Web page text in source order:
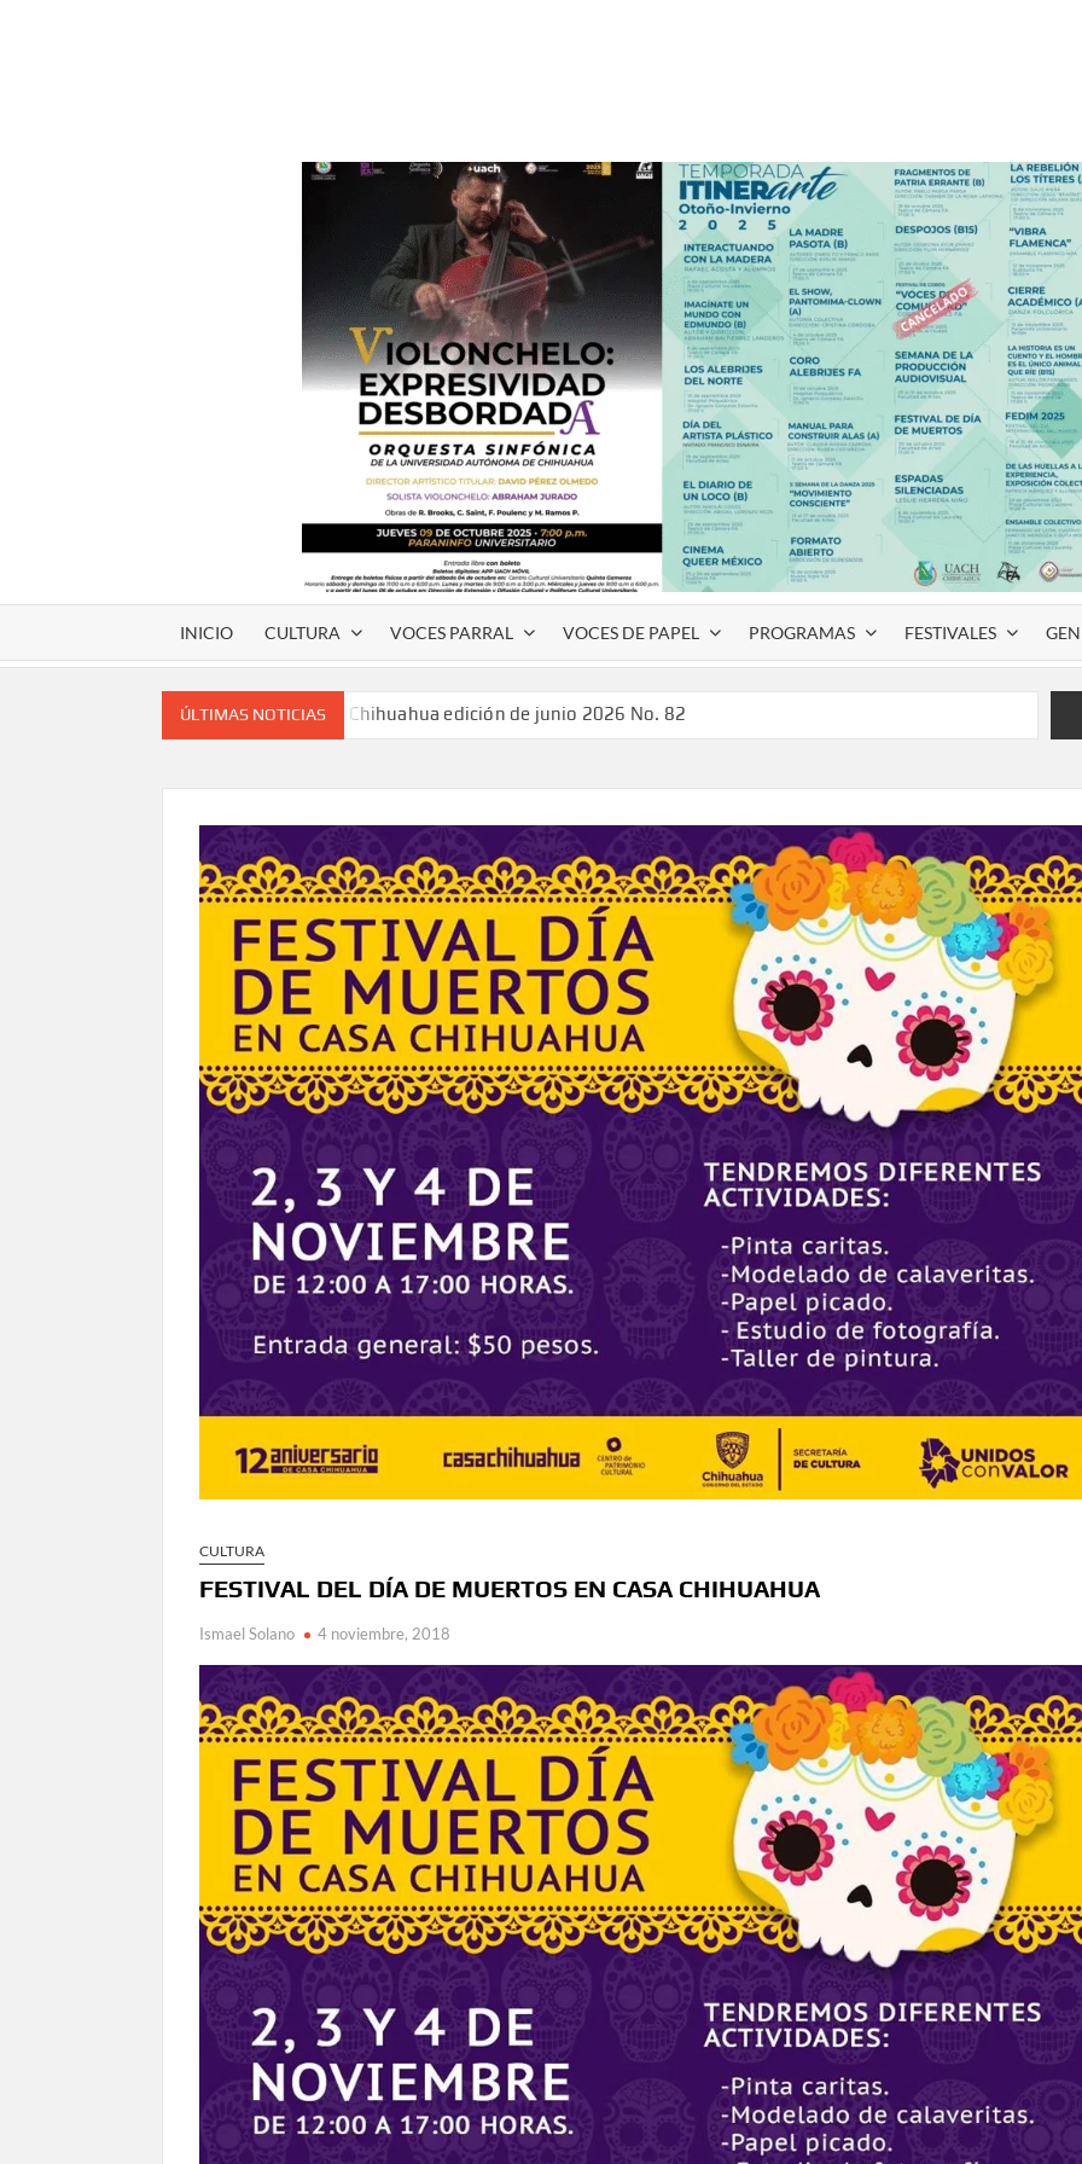
INICIO CULTURA VOCES PARRAL VOCES DE PAPEL PROGRAMAS FESTIVALES
ÚLTIMAS NOTICIAS
Voces de papel Chihuahua edición de junio 2026 No. 82
Voces de papel Parral edición Carlos Montemayor #35
A 18 años de su partida, Teatro Bárbaro rinde homenaje a Víctor Hugo Rascón Banda con Voces en el
umbral
Invitan a participar en “Convocatoria UACH-SPAUACH 2026” para publicar textos académicos con sello
editorial.
Lanza Municipio convocatoria “Chihuahua Deja Huella” para convertir el arte local en identidad
Invitan a descubrir la escena cinematográfica del norte con la muestra “División del Norte: Episodio 2”
en Ciudad Juárez y la capital
Conmemorará Casa Chihuahua el aniversario luctuoso de Miguel Hidalgo
Continúa abierta la convocatoria para el Premio Indígena Literario “Erasmo Palma”
Inaugura Municipio exposición “Horizontes Opuestos” en el Aeropuerto Internacional de Chihuahua
Arranca Ofech su Temporada de Conciertos de Verano con presentaciones gratuitas en Palacio de
Gobierno
Invita Secretaría de Cultura al Festival Omáwari 2026 a celebrarse en Delicias
Amplía Biblioteca Central “Carlos Montemayor” actividades gratuitas para este mes de julio
CULTURA
FESTIVAL DEL DÍA DE MUERTOS EN CASA CHIHUAHUA
Ismael Solano 4 noviembre, 2018